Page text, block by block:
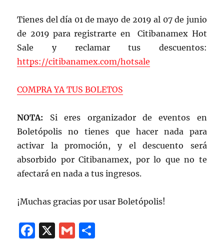
Tienes del día 01 de mayo de 2019 al 07 de junio
de 2019 para registrarte en Citibanamex Hot
Sale y reclamar tus descuentos:
https://citibanamex.com/hotsale
COMPRA YA TUS BOLETOS
NOTA: Si eres organizador de eventos en
Boletópolis no tienes que hacer nada para
activar la promoción, y el descuento será
absorbido por Citibanamex, por lo que no te
afectará en nada a tus ingresos.
¡Muchas gracias por usar Boletópolis!
F
X
G